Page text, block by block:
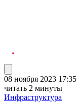
08 ноября 2023 17:35
читать 2 минуты
Инфраструктура